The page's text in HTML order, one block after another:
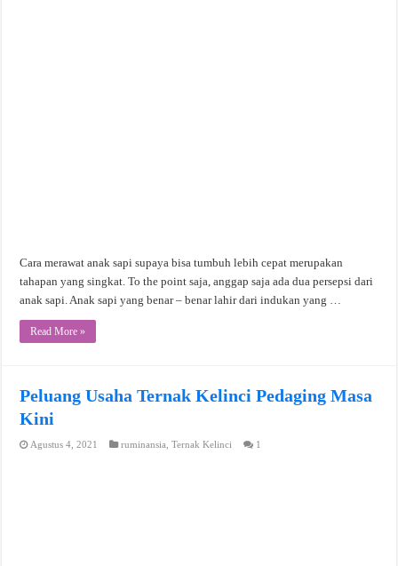
Cara merawat anak sapi supaya bisa tumbuh lebih cepat merupakan
tahapan yang singkat. To the point saja, anggap saja ada dua persepsi dari
anak sapi. Anak sapi yang benar – benar lahir dari indukan yang …
Read More »
Peluang Usaha Ternak Kelinci Pedaging Masa
Kini
Agustus 4, 2021 ruminansia ,Ternak Kelinci 1